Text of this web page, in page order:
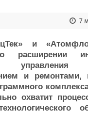
Доска
Оборудование
Изделия
Услуги
7
и
расширении
управления
и ремонтами,
охватит